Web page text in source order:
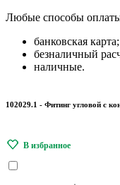
Любые способы
банковская карта;
безналичный
наличные.
102029.1 - Фитинг угловой с